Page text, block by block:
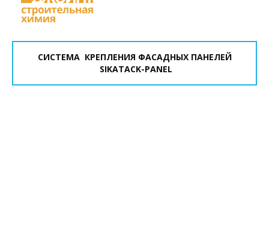
СИСТЕМА КРЕПЛЕНИЯ ФАСАДНЫХ ПАНЕЛЕЙ
SIKATACK-PANEL